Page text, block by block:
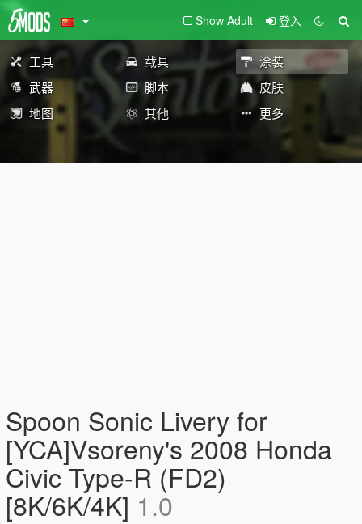
Show Adult 登入
工具 载具
涂装
武器
脚本
皮肤
地图
其他 更多
Spoon Sonic Livery for
[YCA]Vsoreny's 2008 Honda
Civic Type-R (FD2)
[8K/6K/4K] 1.0